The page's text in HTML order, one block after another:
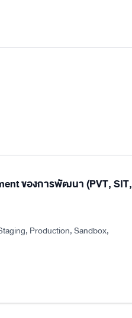
ของการพัฒนา (PVT, SIT,
Production, Sandbox,